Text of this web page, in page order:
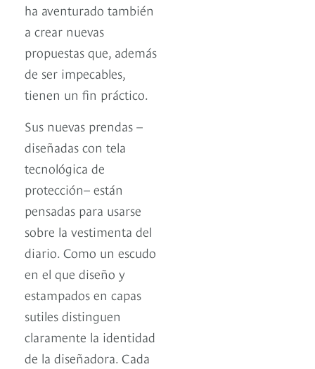
ha aventurado también
a crear nuevas
propuestas que, además
de ser impecables,
tienen un fin práctico.
Sus nuevas prendas –
diseñadas con tela
tecnológica de
protección– están
pensadas para usarse
sobre la vestimenta del
diario. Como un escudo
en el que diseño y
estampados en capas
sutiles distinguen
claramente la identidad
de la diseñadora. Cada